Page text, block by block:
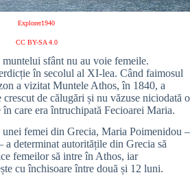
Explorer1940
CC BY-SA 4.0
sfânt nu au voie femeile.
în secolul al XI-lea. Când faimosul
a vizitat Muntele Athos, în 1840, a
de călugări și nu văzuse niciodată o
care era întruchipată Fecioarei Maria.
femei din Grecia, Maria Poimenidou –
a determinat autoritățile din Grecia să
femeilor să intre în Athos, iar
cu închisoare între două și 12 luni.